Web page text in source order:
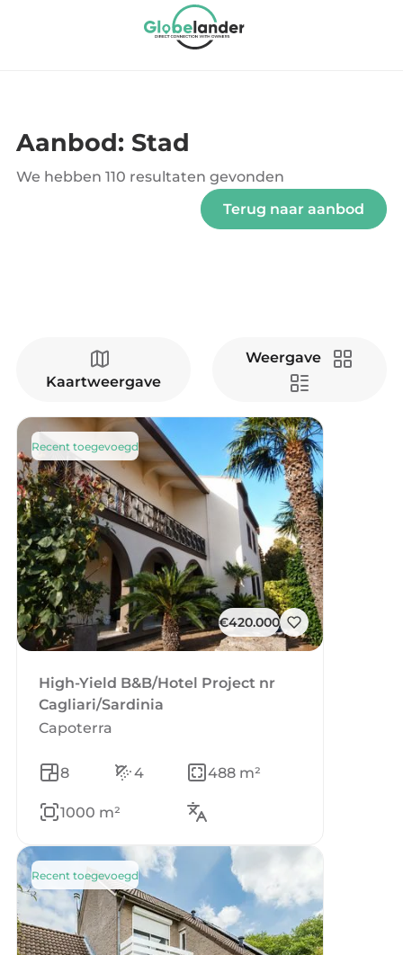
Aanbod: Stad
We hebben 110 resultaten gevonden
Terug naar aanbod
Kaartweergave
Weergave
Recent toegevoegd
€420.000
High-Yield B&B/Hotel Project nr
Cagliari/Sardinia
Capoterra
8 4 488 m²
1000 m²
Recent toegevoegd